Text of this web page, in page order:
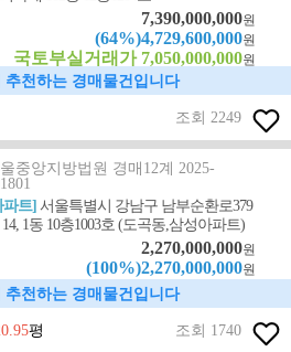
7,390,000,000원
(64%)4,729,600,000원
국토부실거래가 7,050,000,000원
추천하는 경매물건입니다
조회 2249
중앙지방법원 경매12계 2025-
파트]서울특별시 강남구 남부순환로379
1동 10층1003호 (도곡동,삼성아파트)
2,270,000,000원
(100%)2,270,000,000원
추천하는 경매물건입니다
평 조회 1740